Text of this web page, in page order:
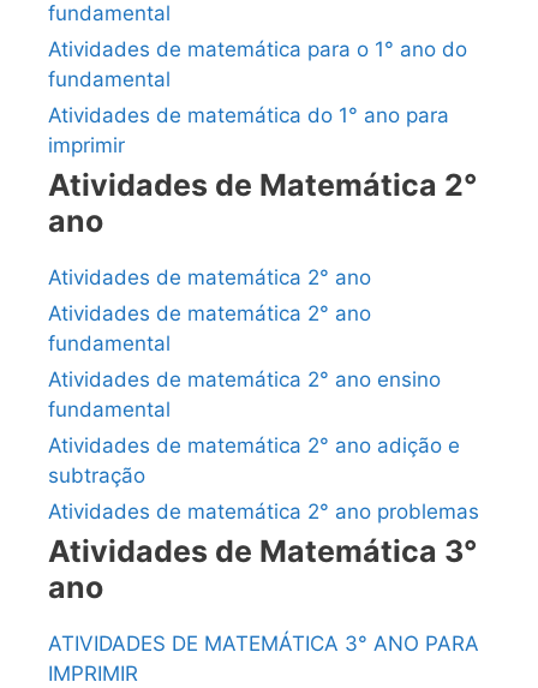
fundamental
Atividades de matemática para o 1° ano do
fundamental
Atividades de matemática do 1° ano para
imprimir
Atividades de Matemática 2°
ano
Atividades de matemática 2° ano
Atividades de matemática 2° ano
fundamental
Atividades de matemática 2° ano ensino
fundamental
Atividades de matemática 2° ano adição e
subtração
Atividades de matemática 2° ano problemas
Atividades de Matemática 3°
ano
ATIVIDADES DE MATEMÁTICA 3° ANO PARA
IMPRIMIR